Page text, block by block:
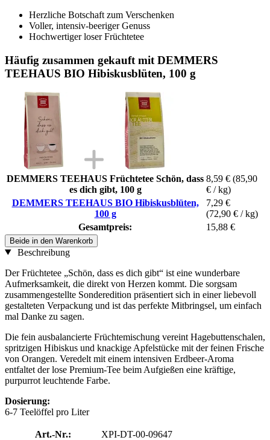
Herzliche Botschaft zum Verschenken
Voller, intensiv-beeriger Genuss
Hochwertiger loser Früchtetee
Häufig zusammen gekauft mit DEMMERS
TEEHAUS BIO Hibiskusblüten, 100 g
DEMMERS TEEHAUS Früchtetee Schön, dass
es dich gibt, 100 g
8,59 € (85,90
€ / kg)
DEMMERS TEEHAUS BIO Hibiskusblüten,
100 g
7,29 €
(72,90 € / kg)
Gesamtpreis:
15,88 €
Beide in den Warenkorb
Beschreibung
Der Früchtetee „Schön, dass es dich gibt“ ist eine wunderbare
Aufmerksamkeit, die direkt von Herzen kommt. Die sorgsam
zusammengestellte Sonderedition präsentiert sich in einer liebevoll
gestalteten Verpackung und ist das perfekte Mitbringsel, um einfach
mal Danke zu sagen.
Die fein ausbalancierte Früchtemischung vereint Hagebuttenschalen,
spritzigen Hibiskus und knackige Apfelstücke mit der feinen Frische
von Orangen. Veredelt mit einem intensiven Erdbeer-Aroma
entfaltet der lose Premium-Tee beim Aufgießen eine kräftige,
purpurrot leuchtende Farbe.
Dosierung:
6-7 Teelöffel pro Liter
Art.-Nr.:
XPI-DT-00-09647